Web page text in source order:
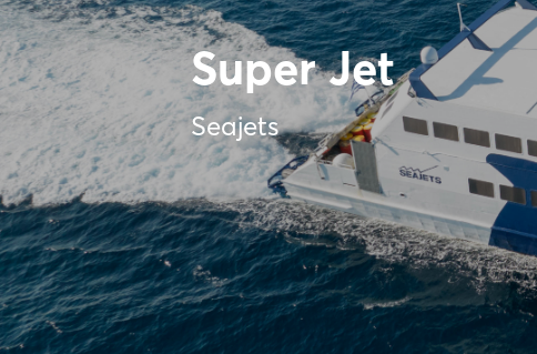
Super Jet
Seajets